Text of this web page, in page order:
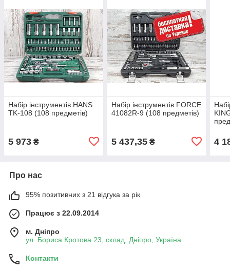
Набір інструментів HANS
TK-108 (108 предметів)
5 973 ₴
Набір інструментів FORCE
41082R-9 (108 предметів)
5 437,35₴ 4
Про нас
95% позитивних з 21 відгука за рік
Працює з 22.09.2014
м. Дніпро
ул. Бориса Кротова 23, склад, Дніпро, Україна
Контакти